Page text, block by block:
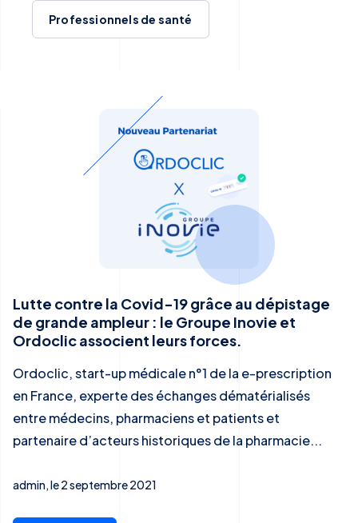
Professionnels de santé
Lutte contre la Covid-19 grâce au dépistage
de grande ampleur : le Groupe Inovie et
Ordoclic associent leurs forces.
Ordoclic, start-up médicale n°1 de la e-prescription
en France, experte des échanges dématérialisés
entre médecins, pharmaciens et patients et
partenaire d’acteurs historiques de la pharmacie...
admin, le 2 septembre 2021